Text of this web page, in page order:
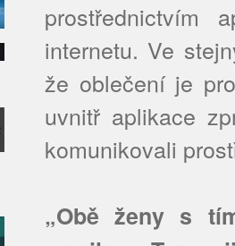
internetu. Ve
že oblečení je
uvnitř aplikace
komunikovali
„Obě ženy s